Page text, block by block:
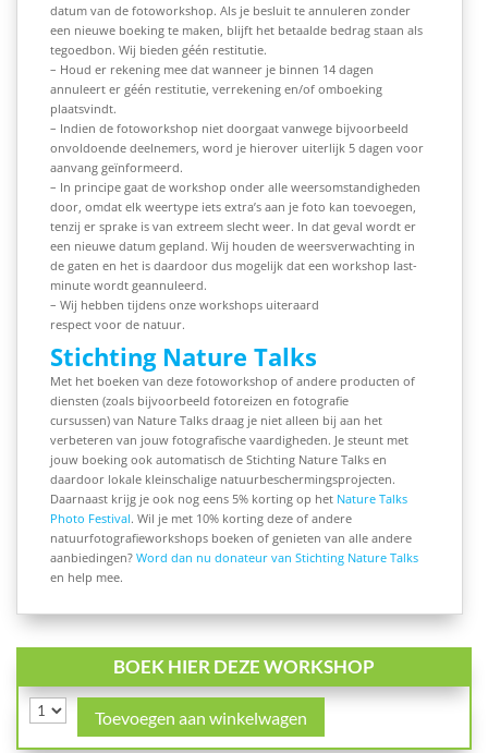
datum van de fotoworkshop. Als je besluit te annuleren zonder
een nieuwe boeking te maken, blijft het betaalde bedrag staan als
tegoedbon. Wij bieden géén restitutie.
– Houd er rekening mee dat wanneer je binnen 14 dagen
annuleert er géén restitutie, verrekening en/of omboeking
plaatsvindt.
– Indien de fotoworkshop niet doorgaat vanwege bijvoorbeeld
onvoldoende deelnemers, word je hierover uiterlijk 5 dagen voor
aanvang geïnformeerd.
– In principe gaat de workshop onder alle weersomstandigheden
door, omdat elk weertype iets extra’s aan je foto kan toevoegen,
tenzij er sprake is van extreem slecht weer. In dat geval wordt er
een nieuwe datum gepland. Wij houden de weersverwachting in
de gaten en het is daardoor dus mogelijk dat een workshop last-
minute wordt geannuleerd.
– Wij hebben tijdens onze workshops uiteraard
respect voor de natuur.
Stichting Nature Talks
Met het boeken van deze fotoworkshop of andere producten of
diensten (zoals bijvoorbeeld fotoreizen en fotografie
cursussen) van Nature Talks draag je niet alleen bij aan het
verbeteren van jouw fotografische vaardigheden. Je steunt met
jouw boeking ook automatisch de Stichting Nature Talks en
daardoor lokale kleinschalige natuurbeschermingsprojecten.
Daarnaast krijg je ook nog eens 5% korting op het Nature Talks
Photo Festival. Wil je met 10% korting deze of andere
natuurfotografieworkshops boeken of genieten van alle andere
aanbiedingen? Word dan nu donateur van Stichting Nature Talks
en help mee.
BOEK HIER DEZE WORKSHOP
Toevoegen aan winkelwagen